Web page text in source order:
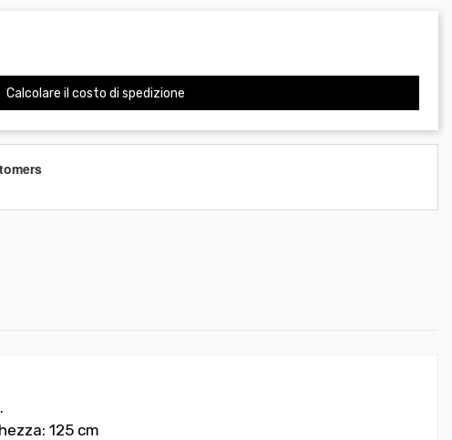
Calcolare il costo di spedizione
125 cm